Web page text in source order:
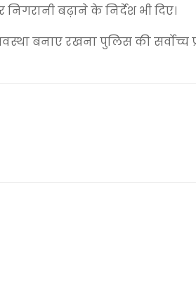
बढ़ाने के निर्देश भी दिए।
बनाए रखना पुलिस की सर्वोच्च